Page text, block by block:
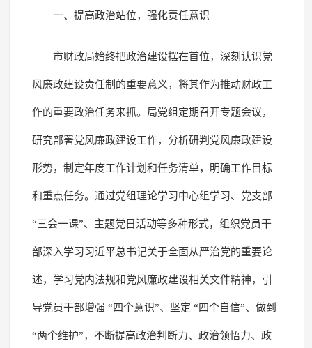
一、提高政治站位，强化责任意识
市财政局始终把政治建设摆在首位，深刻认识党
风廉政建设责任制的重要意义，将其作为推动财政工
作的重要政治任务来抓。局党组定期召开专题会议，
研究部署党风廉政建设工作，分析研判党风廉政建设
形势，制定年度工作计划和任务清单，明确工作目标
和重点任务。通过党组理论学习中心组学习、党支部
“三会一课”、主题党日活动等多种形式，组织党员干
部深入学习习近平总书记关于全面从严治党的重要论
述，学习党内法规和党风廉政建设相关文件精神，引
导党员干部增强 “四个意识”、坚定 “四个自信”、做到
“两个维护”，不断提高政治判断力、政治领悟力、政